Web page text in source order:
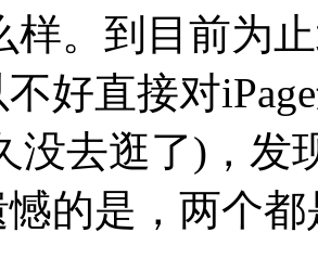
样。到目前为
好直接对
没去逛了)，发
的是，两个